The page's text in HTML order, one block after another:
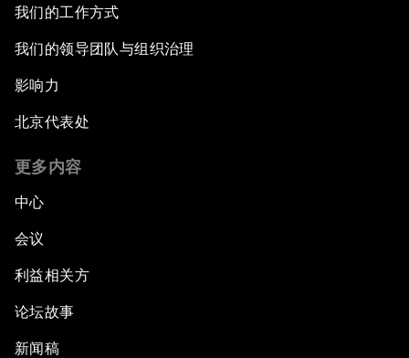
我们的工作方式
我们的领导团队与组织治理
影响力
北京代表处
更多内容
中心
会议
利益相关方
论坛故事
新闻稿